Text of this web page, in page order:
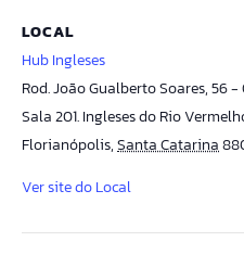
LOCAL
Hub Ingleses
Rod. João Gualberto Soares, 56
Sala 201. Ingleses do Rio
Florianópolis,Santa Catarina
Ver site do Local